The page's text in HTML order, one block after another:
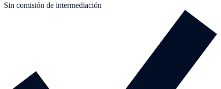
Sin comisión de intermediación